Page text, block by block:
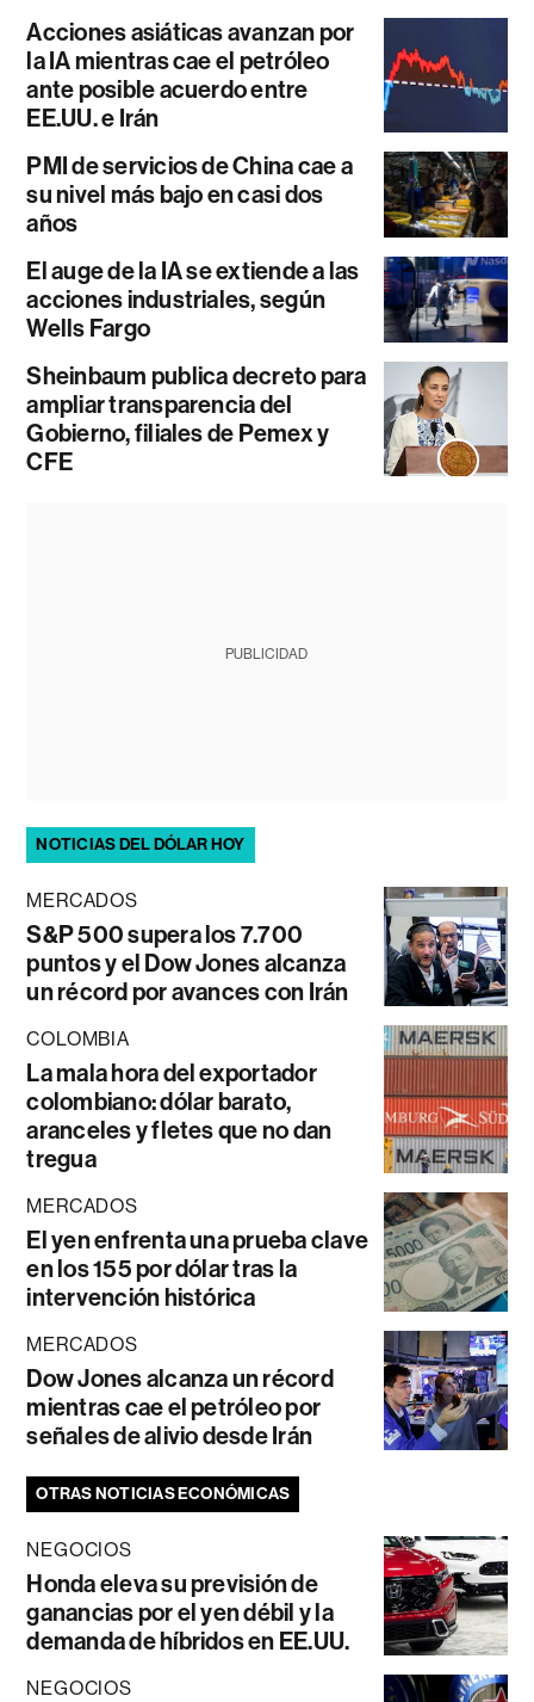
Acciones asiáticas avanzan por
la IA mientras cae el petróleo
ante posible acuerdo entre
EE.UU. e Irán
PMI de servicios de China cae a
su nivel más bajo en casi dos
años
El auge de la IA se extiende a las
acciones industriales, según
Wells Fargo
Sheinbaum publica decreto para
ampliar transparencia del
Gobierno, filiales de Pemex y
CFE
PUBLICIDAD
NOTICIAS DEL DÓLAR HOY
MERCADOS
S&P 500 supera los 7.700
puntos y el Dow Jones alcanza
un récord por avances con Irán
COLOMBIA
La mala hora del exportador
colombiano: dólar barato,
aranceles y fletes que no dan
tregua
MERCADOS
El yen enfrenta una prueba clave
en los 155 por dólar tras la
intervención histórica
MERCADOS
Dow Jones alcanza un récord
mientras cae el petróleo por
señales de alivio desde Irán
OTRAS NOTICIAS ECONÓMICAS
NEGOCIOS
Honda eleva su previsión de
ganancias por el yen débil y la
demanda de híbridos en EE.UU.
NEGOCIOS